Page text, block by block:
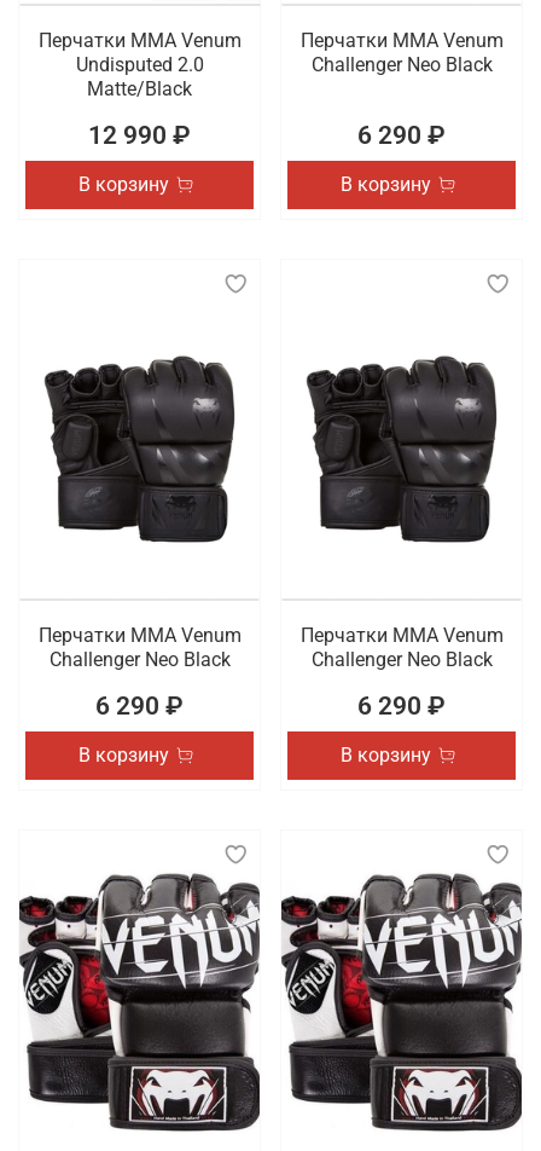
Перчатки ММА Venum
Undisputed 2.0
Matte/Black
12 990 ₽
В корзину
Перчатки ММА Venum
Challenger Neo Black
6 290 ₽
В корзину
Перчатки ММА Venum
Challenger Neo Black
6 290 ₽
В корзину
Перчатки ММА Venum
Challenger Neo Black
6 290 ₽
В корзину